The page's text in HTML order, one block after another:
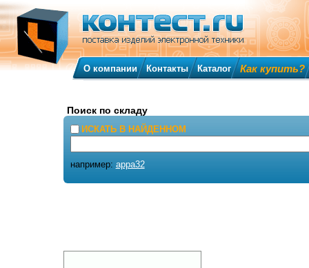
О компании Контакты Каталог Как купить?
Поиск по складу
ИСКАТЬ В НАЙДЕННОМ
например: appa32